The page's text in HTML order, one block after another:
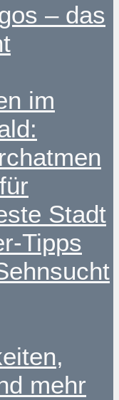
– das
im
Stadt
Tipps
mehr